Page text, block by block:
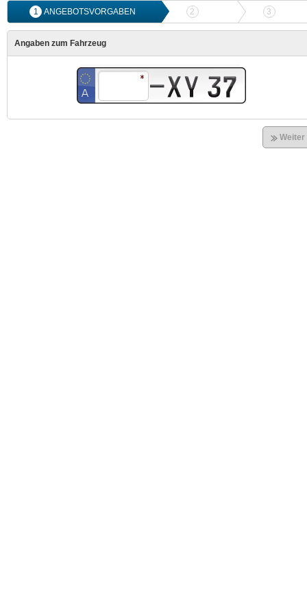
1 ANGEBOTSVORGABEN 2 ANGEBOTSVERGLEICH
3
Angaben zum Fahrzeug
Weiter